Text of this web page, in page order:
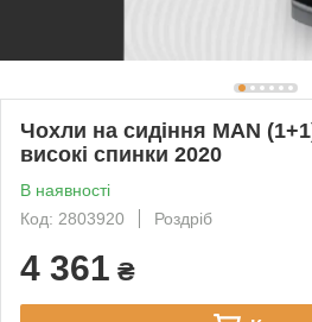
Чохли на сидіння MAN
високі спинки 2020
В наявності
Код: 2803920
Роздріб
4 361 ₴